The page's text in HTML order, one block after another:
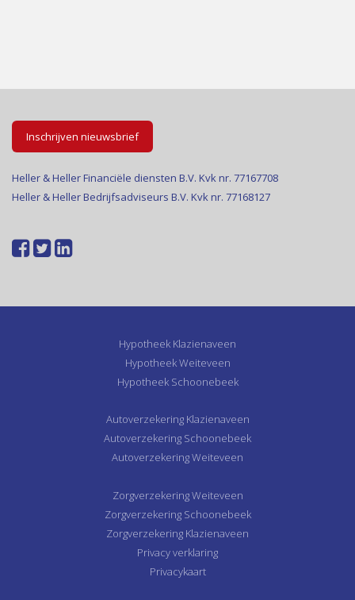
Inschrijven nieuwsbrief
Heller & Heller Financiële diensten B.V. Kvk nr. 77167708
Heller & Heller Bedrijfsadviseurs B.V. Kvk nr. 77168127
Hypotheek Klazienaveen
Hypotheek Weiteveen
Hypotheek Schoonebeek
Autoverzekering Klazienaveen
Autoverzekering Schoonebeek
Autoverzekering Weiteveen
Zorgverzekering Weiteveen
Zorgverzekering Schoonebeek
Zorgverzekering Klazienaveen
Privacy verklaring
Privacykaart